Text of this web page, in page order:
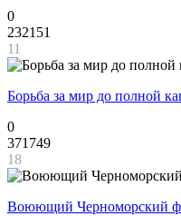
0
232151
11
Борьба за мир до полной
0
371749
18
Воюющий Черноморский